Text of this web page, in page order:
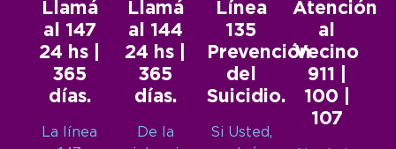
Llamá
al 147
24 hs |
365
días.
La línea
Llamá
al 144
24 hs |
365
días.
De la
Línea
135
Prevención
del
Suicidio.
Si Usted,
Atención
al
Vecino
911 |
100 |
107